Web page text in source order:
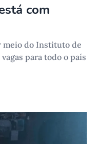
com
meio do Instituto de
para todo o país